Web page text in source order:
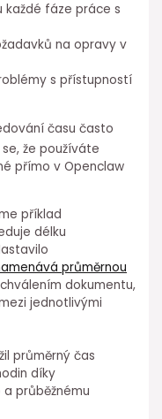
fáze práce s
na opravy v
s přístupností
času často
že používáte
přímo v Openclaw
příklad
délku
⁣průměrnou⁤
⁤dokumentu,
jednotlivými
průměrný čas
díky
průběžnému